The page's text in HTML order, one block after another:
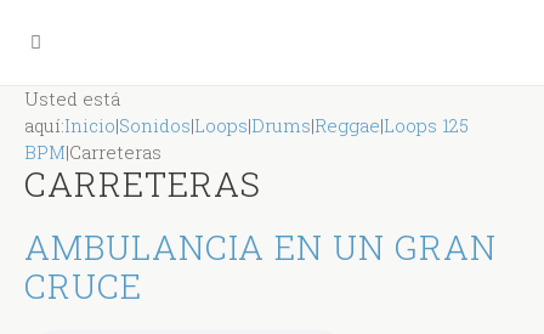
Usted está
aquí:Inicio|Sonidos|Loops|Drums|Reggae|Loops 125
BPM|Carreteras
CARRETERAS
AMBULANCIA EN UN GRAN
CRUCE